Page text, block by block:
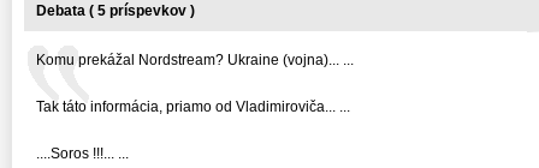
Debata ( 5 príspevkov )
Komu prekážal Nordstream? Ukraine (vojna)... ...
Tak táto informácia, priamo od Vladimiroviča... ...
....Soros !!!... ...